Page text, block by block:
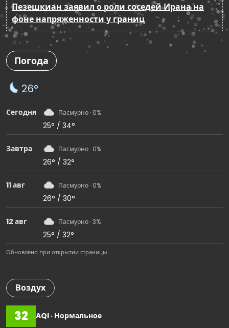
Пезешкиан заявил о роли соседей Ирана на
фоне напряженности у границ
Погода
26°
Сегодня Пасмурно · 0%
25° / 34°
Завтра Пасмурно · 0%
26° / 32°
11 авг Пасмурно · 0%
26° / 30°
12 авг Пасмурно · 3%
25° / 32°
Обновлено при открытии страницы
Воздух
32 AQI · Нормальное